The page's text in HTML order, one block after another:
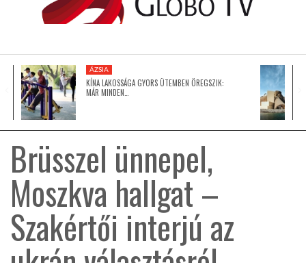
ÁZSIA
LATIN-AMERIKA
KÖZEL-KELET
AUSZTRÁLIA
ÁZSIA
KÍNA LAKOSSÁGA GYORS ÜTEMBEN ÖREGSZIK:
MÁR MINDEN…
Brüsszel ünnepel,
Moszkva hallgat –
Szakértői interjú az